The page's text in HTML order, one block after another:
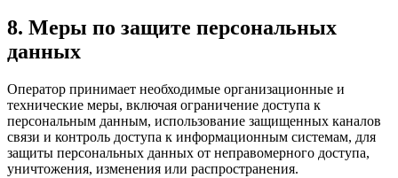
8. Меры по защите персональных
данных
Оператор принимает необходимые организационные и
технические меры, включая ограничение доступа к
персональным данным, использование защищенных каналов
связи и контроль доступа к информационным системам, для
защиты персональных данных от неправомерного доступа,
уничтожения, изменения или распространения.